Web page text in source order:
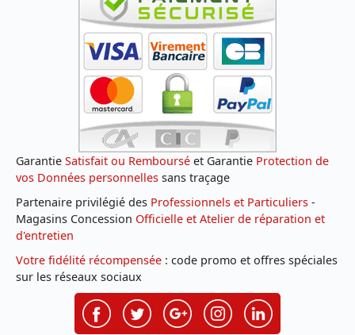
Garantie Satisfait ou Remboursé et Garantie Protection de
vos Données personnelles sans traçage
Partenaire privilégié des Professionnels et Particuliers -
Magasins Concession Officielle et Atelier de réparation et
d'entretien
Votre fidélité récompensée : code promo et offres spéciales
sur les réseaux sociaux